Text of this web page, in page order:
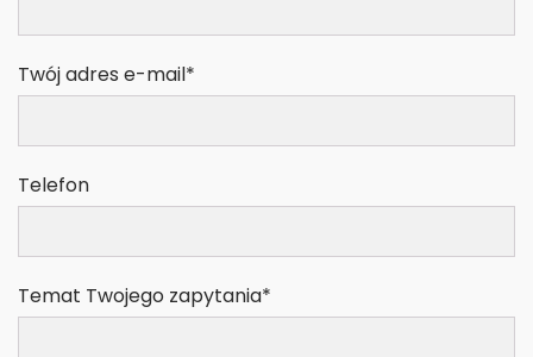
Twój adres e-mail*
Telefon
Temat Twojego zapytania*